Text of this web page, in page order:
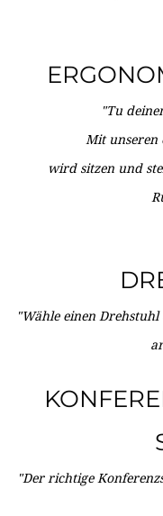
"Tu
Mit unseren
wird sitzen und
"Wähle einen
"Der richtige